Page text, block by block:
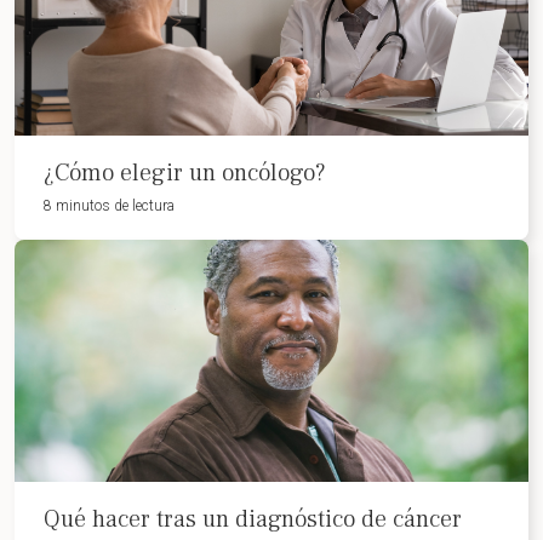
¿Cómo elegir un oncólogo?
8 minutos de lectura
Qué hacer tras un diagnóstico de cáncer